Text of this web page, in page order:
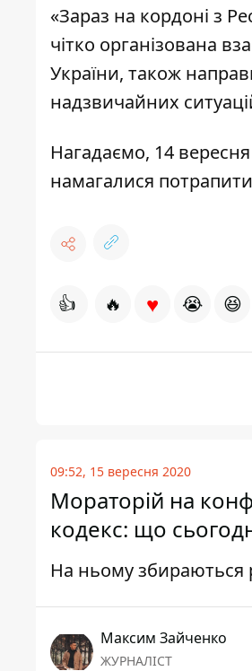
«Зараз на кордоні з
чітко організована
України, також
надзвичайних
Нагадаємо, 14
намагалися
👍 🔥 ♥ 😭 😆
09:52, 15 вересня 2020
Мораторій на
кодекс: що
На ньому збираються
Максим Зайченко
ЖУРНАЛІСТ